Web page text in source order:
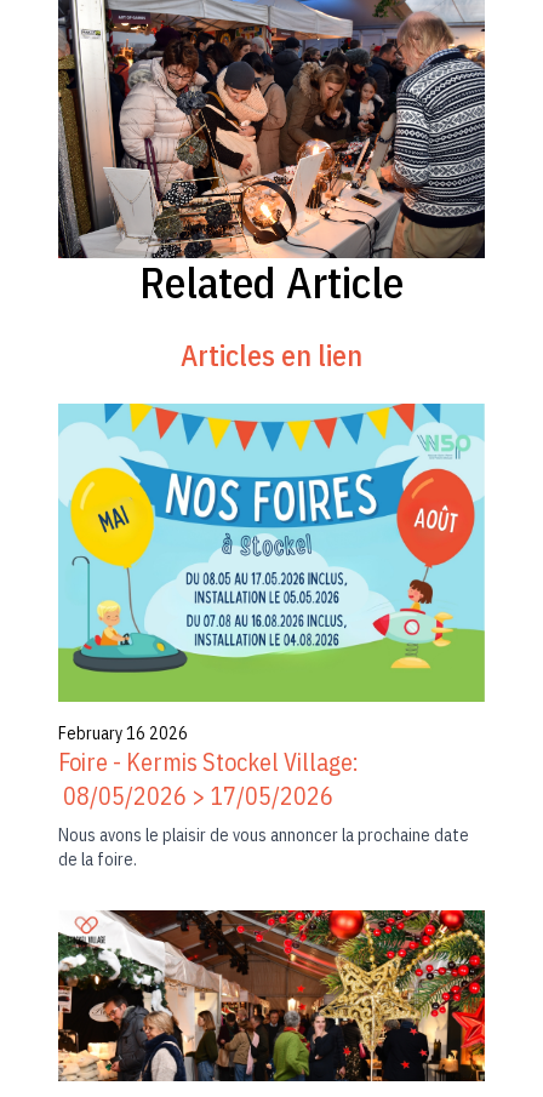
Related Article
Articles en lien
February 16 2026
Foire - Kermis Stockel Village:
08/05/2026 > 17/05/2026
Nous avons le plaisir de vous annoncer la prochaine date
de la foire.